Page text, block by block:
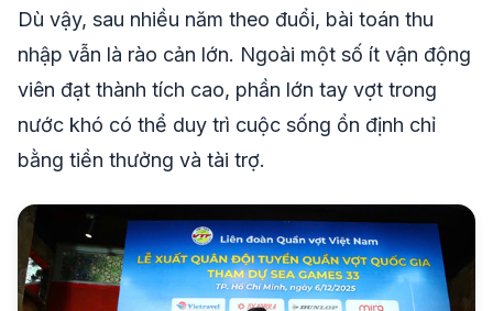
Dù vậy, sau nhiều năm theo đuổi, bài toán thu
nhập vẫn là rào cản lớn. Ngoài một số ít vận động
viên đạt thành tích cao, phần lớn tay vợt trong
nước khó có thể duy trì cuộc sống ổn định chỉ
bằng tiền thưởng và tài trợ.